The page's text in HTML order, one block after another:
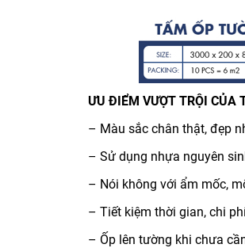
ƯU ĐIỂM VƯỢT TRỘI CỦA
– Màu sắc chân thật, đẹp
– Sử dụng nhựa nguyên
– Nói không với ẩm mốc,
– Tiết kiệm thời gian, chi
– Ốp lên tường khi chưa